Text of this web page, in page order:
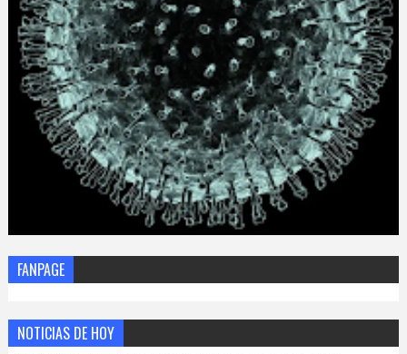
FANPAGE
NOTICIAS DE HOY